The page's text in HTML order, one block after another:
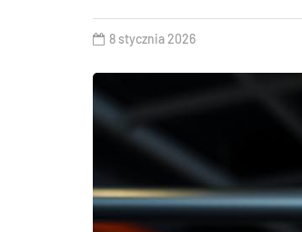
8 stycznia 2026